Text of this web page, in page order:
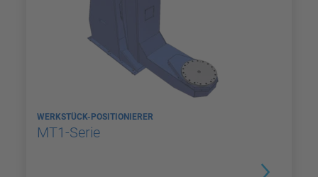
WERKSTÜCK-POSITIONIERER
MT1-Serie